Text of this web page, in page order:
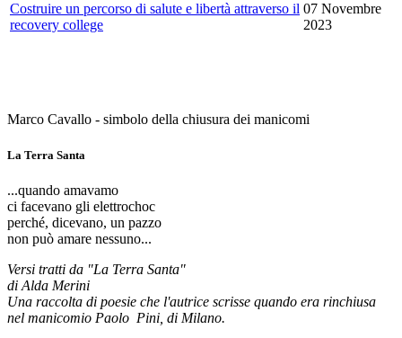
Costruire un percorso di salute e libertà attraverso il
recovery college
07 Novembre
2023
Marco Cavallo - simbolo della chiusura dei manicomi
La Terra Santa
...quando amavamo
ci facevano gli elettrochoc
perché, dicevano, un pazzo
non può amare nessuno...
Versi tratti da "La Terra Santa"
di Alda Merini
Una raccolta di poesie che l'autrice scrisse quando era rinchiusa
nel manicomio Paolo Pini, di Milano.